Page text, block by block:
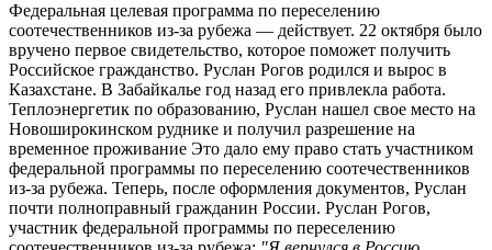
Федеральная целевая программа по переселению
соотечественников из-за рубежа — действует. 22 октября было
вручено первое свидетельство, которое поможет получить
Российское гражданство. Руслан Рогов родился и вырос в
Казахстане. В Забайкалье год назад его привлекла работа.
Теплоэнергетик по образованию, Руслан нашел свое место на
Новоширокинском руднике и получил разрешение на
временное проживание Это дало ему право стать участником
федеральной программы по переселению соотечественников
из-за рубежа. Теперь, после оформления документов, Руслан
почти полноправный гражданин России. Руслан Рогов,
участник федеральной программы по переселению